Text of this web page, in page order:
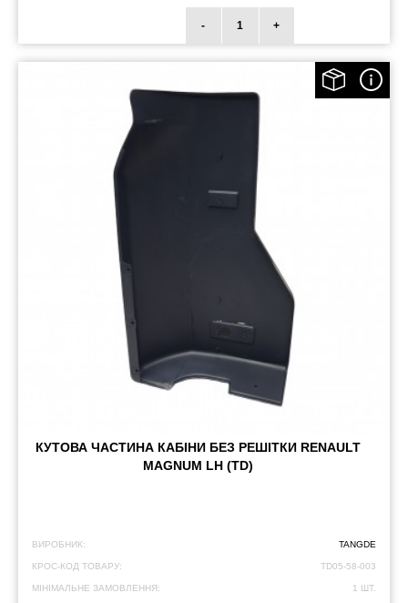
- +
КУТОВА ЧАСТИНА КАБІНИ БЕЗ РЕШІТКИ RENAULT
MAGNUM LH (TD)
ВИРОБНИК: TANGDE
КРОС-КОД ТОВАРУ: TD05-58-003
МІНІМАЛЬНЕ ЗАМОВЛЕННЯ: 1 ШТ.